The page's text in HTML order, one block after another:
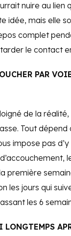
nuire au lien
idée, mais elle
complet
le contact
PAR
de la
Tout dépend
impose pas
première
les jours qui
les 6